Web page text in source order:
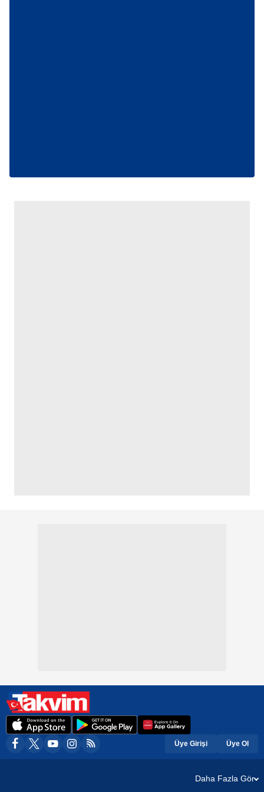
Üye Girişi Üye Ol
Daha Fazla Gör